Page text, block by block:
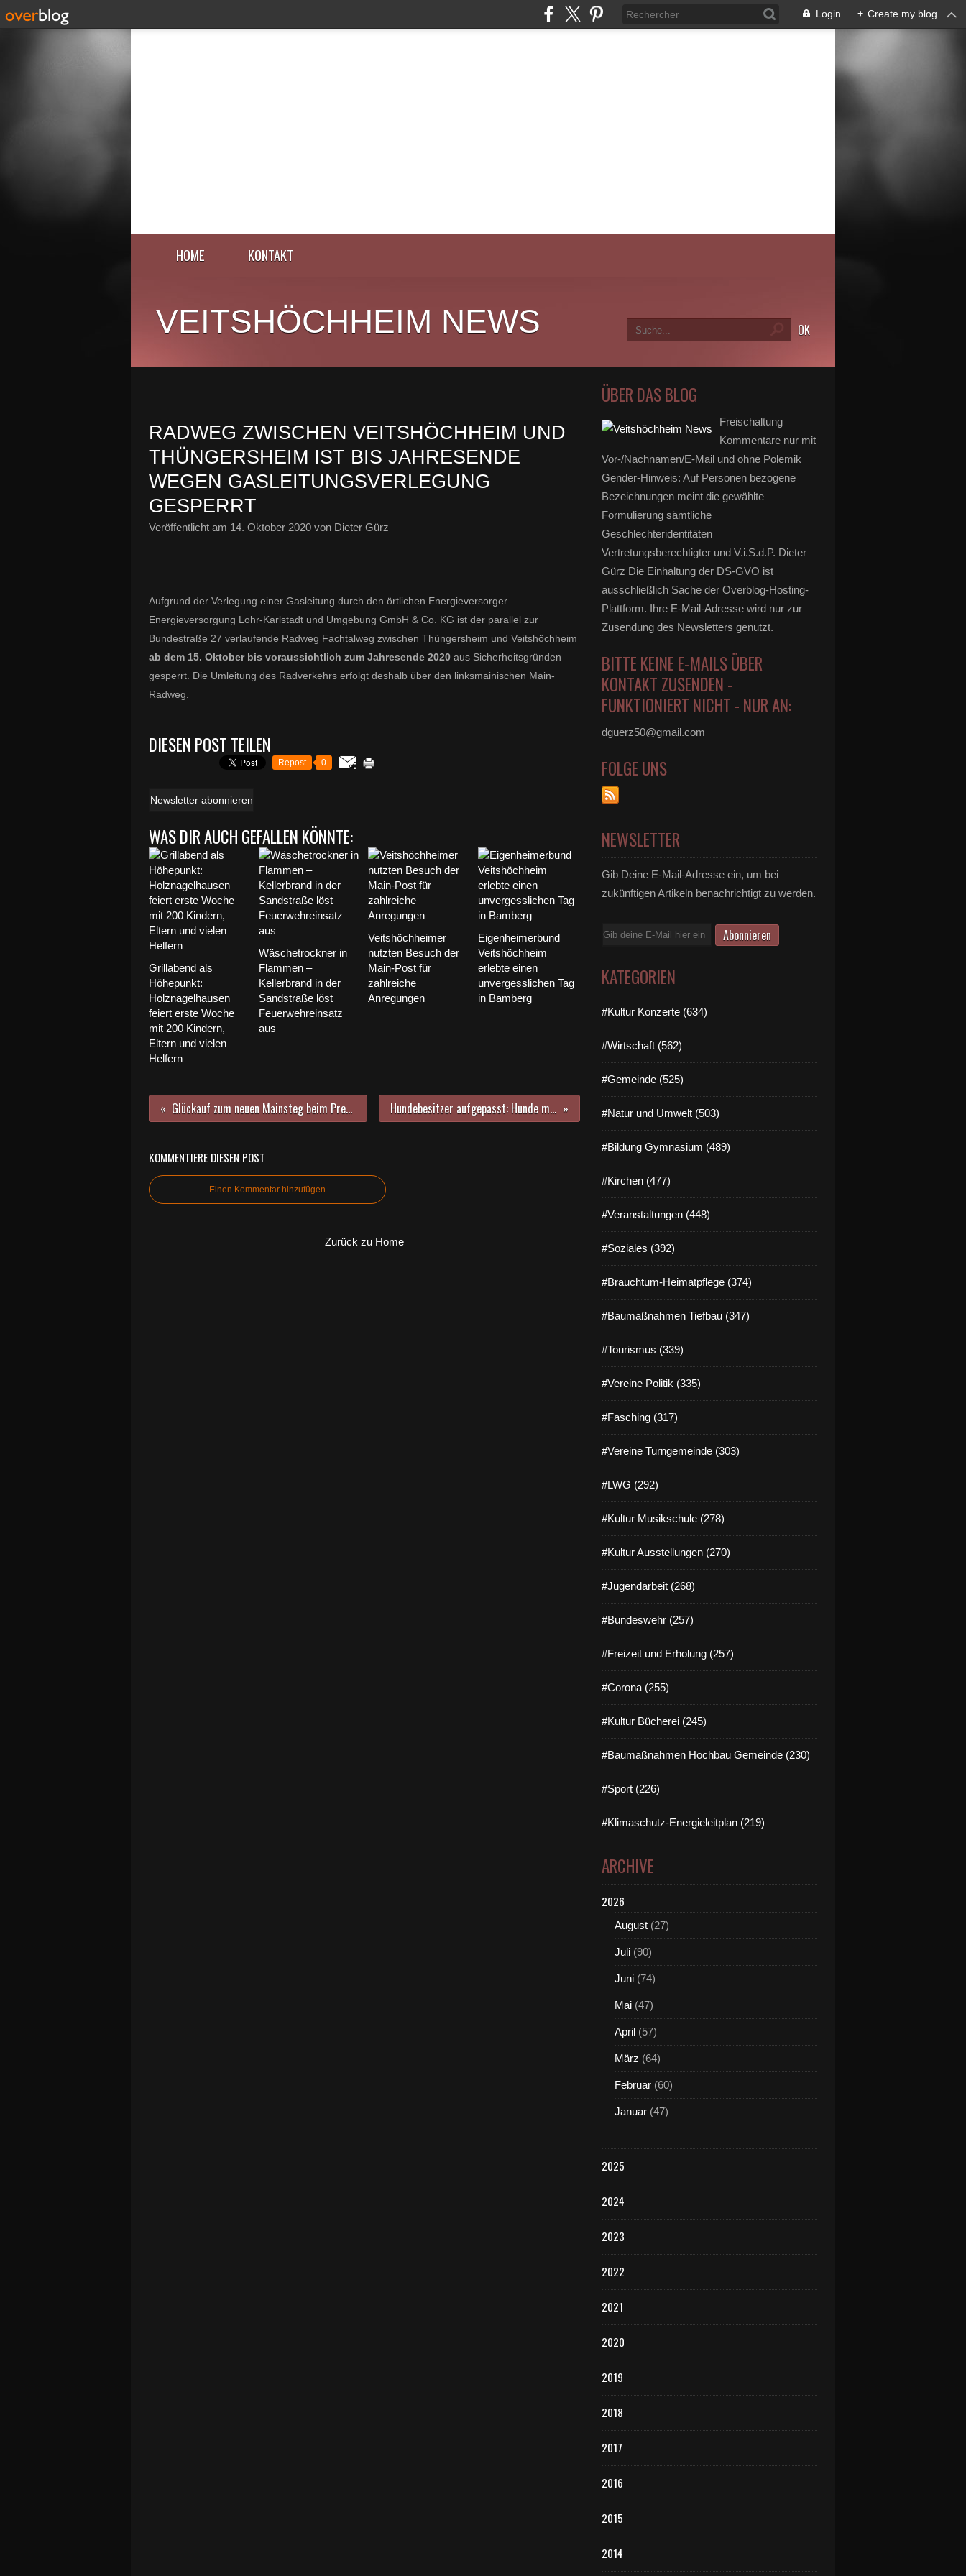
Login + Create my blog
HOME KONTAKT
VEITSHÖCHHEIM NEWS
RADWEG ZWISCHEN VEITSHÖCHHEIM UND
THÜNGERSHEIM IST BIS JAHRESENDE
WEGEN GASLEITUNGSVERLEGUNG
GESPERRT
Veröffentlicht am 14. Oktober 2020 von Dieter Gürz
Aufgrund der Verlegung einer Gasleitung durch den örtlichen Energieversorger
Energieversorgung Lohr-Karlstadt und Umgebung GmbH & Co. KG ist der parallel zur
Bundestraße 27 verlaufende Radweg Fachtalweg zwischen Thüngersheim und Veitshöchheim
ab dem 15. Oktober bis voraussichtlich zum Jahresende 2020 aus Sicherheitsgründen
gesperrt. Die Umleitung des Radverkehrs erfolgt deshalb über den linksmainischen Main-
Radweg.
DIESEN POST TEILEN
Repost 0
Newsletter abonnieren
WAS DIR AUCH GEFALLEN KÖNNTE:
Grillabend als
Höhepunkt:
Holznagelhausen
feiert erste Woche
mit 200 Kindern,
Eltern und vielen
Helfern
Wäschetrockner in
Flammen –
Kellerbrand in der
Sandstraße löst
Feuerwehreinsatz
aus
Veitshöchheimer
nutzten Besuch der
Main-Post für
zahlreiche
Anregungen
Eigenheimerbund
Veitshöchheim
erlebte einen
unvergesslichen Tag
in Bamberg
Glückauf zum neuen Mainsteg beim Pressetermin: Nach zwölf Jahren ist der Baubeginn eines emotionalen und wichtigen Bauwerks mit Baukosten von 8,4 Millionen Euro erfolgt Hundebesitzer aufgepasst: Hunde machten im Wald östlich der Kaserne unliebsame Bekanntschaft mit Brennhaaren der Raupen des Eichenprozessionsspinners
KOMMENTIERE DIESEN POST
Einen Kommentar hinzufügen
Zurück zu Home
ÜBER DAS BLOG
Freischaltung
Kommentare nur mit
Vor-/Nachnamen/E-Mail und ohne Polemik
Gender-Hinweis: Auf Personen bezogene
Bezeichnungen meint die gewählte
Formulierung sämtliche
Geschlechteridentitäten
Vertretungsberechtigter und V.i.S.d.P. Dieter
Gürz Die Einhaltung der DS-GVO ist
ausschließlich Sache der Overblog-Hosting-
Plattform. Ihre E-Mail-Adresse wird nur zur
Zusendung des Newsletters genutzt.
BITTE KEINE E-MAILS ÜBER
KONTAKT ZUSENDEN -
FUNKTIONIERT NICHT - NUR AN:
dguerz50@gmail.com
FOLGE UNS
NEWSLETTER
Gib Deine E-Mail-Adresse ein, um bei
zukünftigen Artikeln benachrichtigt zu werden.
E-
KATEGORIEN
#Kultur Konzerte (634)
#Wirtschaft (562)
#Gemeinde (525)
#Natur und Umwelt (503)
#Bildung Gymnasium (489)
#Kirchen (477)
#Veranstaltungen (448)
#Soziales (392)
#Brauchtum-Heimatpflege (374)
#Baumaßnahmen Tiefbau (347)
#Tourismus (339)
#Vereine Politik (335)
#Fasching (317)
#Vereine Turngemeinde (303)
#LWG (292)
#Kultur Musikschule (278)
#Kultur Ausstellungen (270)
#Jugendarbeit (268)
#Bundeswehr (257)
#Freizeit und Erholung (257)
#Corona (255)
#Kultur Bücherei (245)
#Baumaßnahmen Hochbau Gemeinde (230)
#Sport (226)
#Klimaschutz-Energieleitplan (219)
ARCHIVE
2026
August (27)
Juli (90)
Juni (74)
Mai (47)
April (57)
März (64)
Februar (60)
Januar (47)
2025
2024
2023
2022
2021
2020
2019
2018
2017
2016
2015
2014